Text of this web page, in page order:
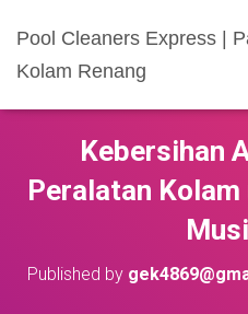
Pool Cleaners Express |
Kolam Renang
Kebersihan
Peralatan
Published by